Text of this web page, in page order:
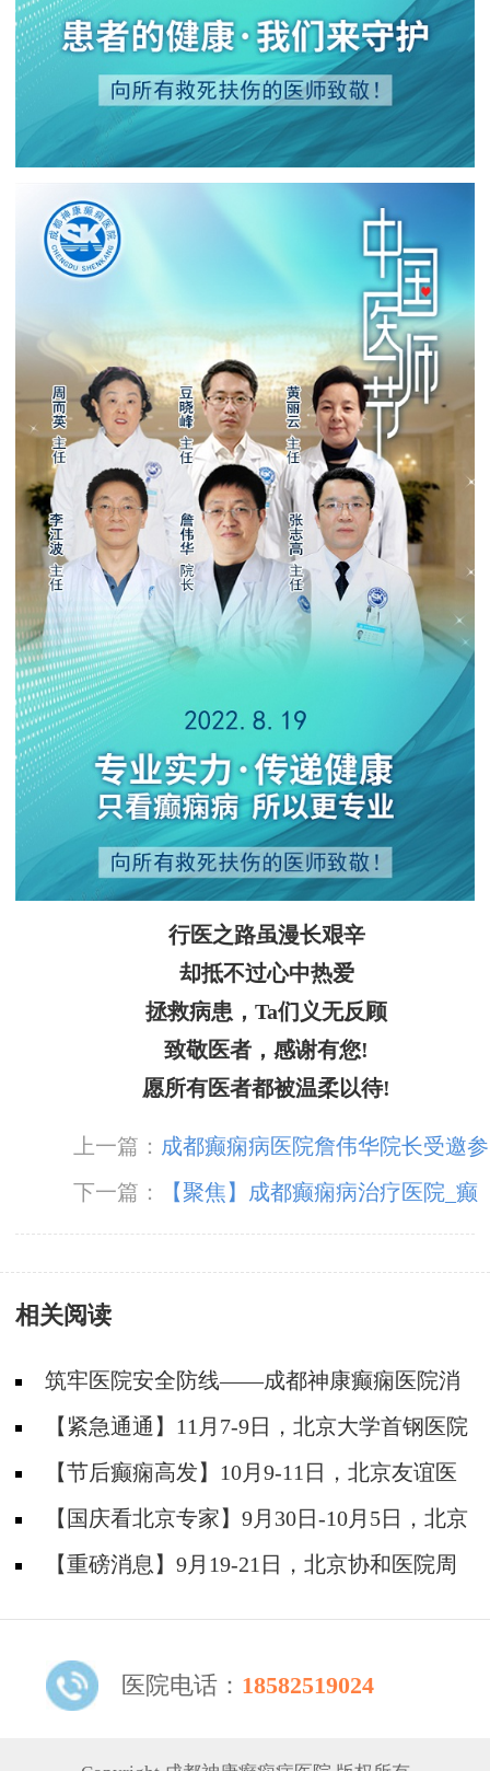
行医之路虽漫长艰辛
却抵不过心中热爱
拯救病患，Ta们义无反顾
致敬医者，感谢有您!
愿所有医者都被温柔以待!
上一篇： 成都癫痫病医院詹伟华院长受邀参
加【“维”我创新·“浦”写未来】癫痫线上交流会
并进行癫痫相关专题讲座
下一篇：
【聚焦】成都癫痫病治疗医院_癫
痫患者平时怎么保养?
相关阅读
筑牢医院安全防线——成都神康癫痫医院消
防安全培训纪实
【紧急通通】11月7-9日，北京大学首钢医院
神经内科胡颖教授亲临成都会诊，破解癫痫疑难
【节后癫痫高发】10月9-11日，北京友谊医
院陈葵博士免费会诊+治疗援助，破解癫痫难
题！
【国庆看北京专家】9月30日-10月5日，北京
天坛&首钢医院两大专家蓉城亲诊+癫痫大额救
【重磅消息】9月19-21日，北京协和医院周
医院电话： 18582519024